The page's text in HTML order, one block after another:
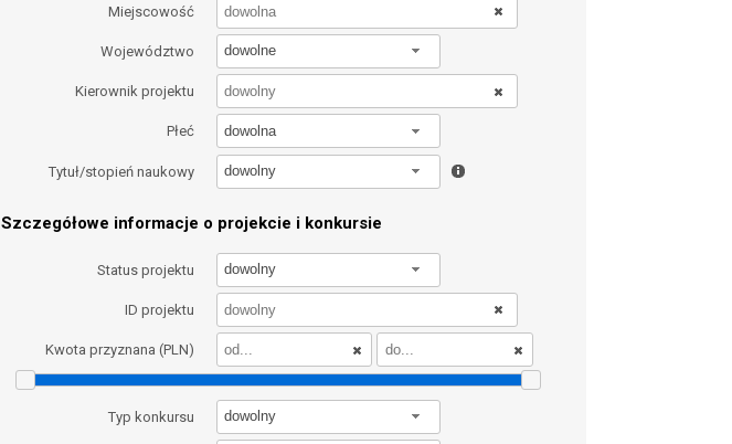
Miejscowość
Województwo dowolne
Kierownik projektu
Płeć dowolna
Tytuł/stopień naukowy dowolny
Szczegółowe informacje o projekcie i konkursie
Status projektu dowolny
ID projektu
Kwota przyznana (PLN)
Typ konkursu dowolny